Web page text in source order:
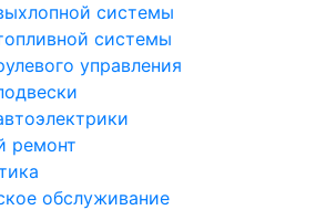
системы
системы
управления
ремонт
обслуживание